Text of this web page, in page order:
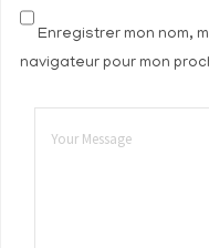
Enregistrer mon nom,
navigateur pour mon